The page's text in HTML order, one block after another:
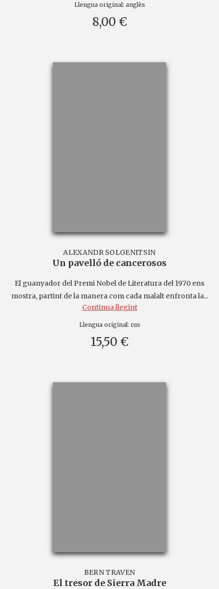
Llengua original: anglès
8,00 €
ALEXANDR SOLGENITSIN
Un pavelló de cancerosos
El guanyador del Premi Nobel de Literatura del 1970 ens
mostra, partint de la manera com cada malalt enfronta la...
Continua llegint
Llengua original: rus
15,50 €
BERN TRAVEN
El tresor de Sierra Madre